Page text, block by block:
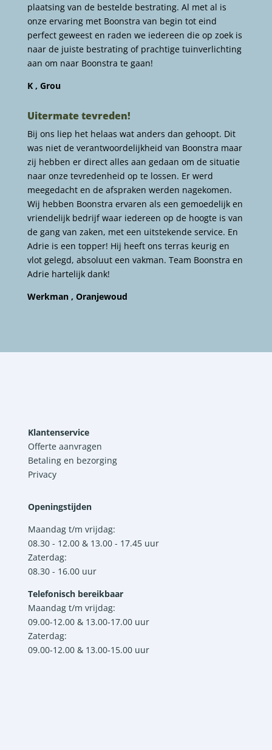
plaatsing van de bestelde bestrating. Al met al is
onze ervaring met Boonstra van begin tot eind
perfect geweest en raden we iedereen die op zoek is
naar de juiste bestrating of prachtige tuinverlichting
aan om naar Boonstra te gaan!
K , Grou
Uitermate tevreden!
Bij ons liep het helaas wat anders dan gehoopt. Dit
was niet de verantwoordelijkheid van Boonstra maar
zij hebben er direct alles aan gedaan om de situatie
naar onze tevredenheid op te lossen. Er werd
meegedacht en de afspraken werden nagekomen.
Wij hebben Boonstra ervaren als een gemoedelijk en
vriendelijk bedrijf waar iedereen op de hoogte is van
de gang van zaken, met een uitstekende service. En
Adrie is een topper! Hij heeft ons terras keurig en
vlot gelegd, absoluut een vakman. Team Boonstra en
Adrie hartelijk dank!
Werkman , Oranjewoud
Klantenservice
Offerte aanvragen
Betaling en bezorging
Privacy
Openingstijden
Maandag t/m vrijdag:
08.30 - 12.00 & 13.00 - 17.45 uur
Zaterdag:
08.30 - 16.00 uur
Telefonisch bereikbaar
Maandag t/m vrijdag:
09.00-12.00 & 13.00-17.00 uur
Zaterdag:
09.00-12.00 & 13.00-15.00 uur